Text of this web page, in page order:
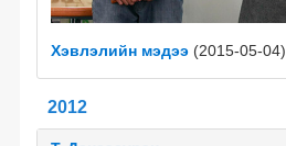
Хэвлэлийн мэдээ(2015-05-04)
2012